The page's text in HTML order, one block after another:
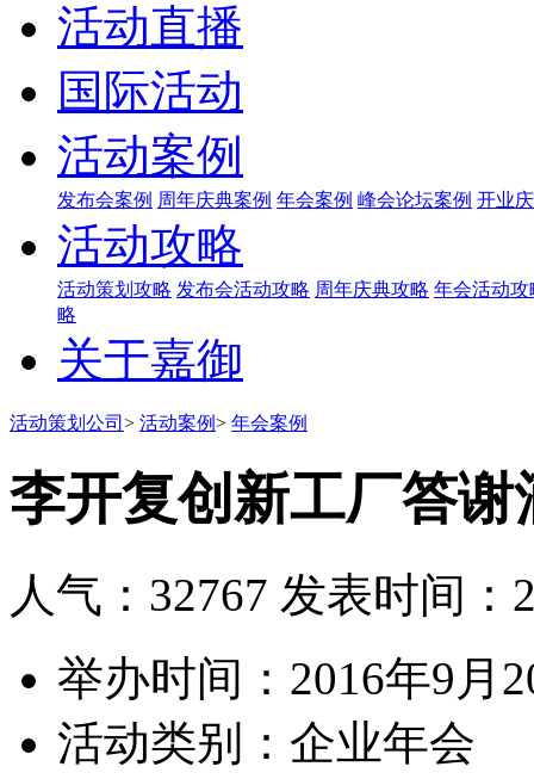
活动直播
国际活动
活动案例
发布会案例 周年庆典案例 年会案例 峰会论坛案例 开业
活动攻略
活动策划攻略 发布会活动攻略 周年庆典攻略 年会活动攻
略
关于嘉御
活动策划公司 > 活动案例> 年会案例
李开复创新工厂答谢
人气：32767 发表时间：
举办时间： 2016年9月
活动类别： 企业年会